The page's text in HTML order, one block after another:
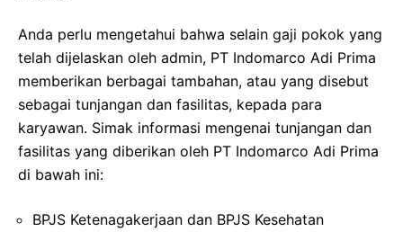
Anda perlu mengetahui bahwa selain gaji pokok yang
telah dijelaskan oleh admin, PT Indomarco Adi Prima
memberikan berbagai tambahan, atau yang disebut
sebagai tunjangan dan fasilitas, kepada para
karyawan. Simak informasi mengenai tunjangan dan
fasilitas yang diberikan oleh PT Indomarco Adi Prima
di bawah ini:
BPJS Ketenagakerjaan dan BPJS Kesehatan